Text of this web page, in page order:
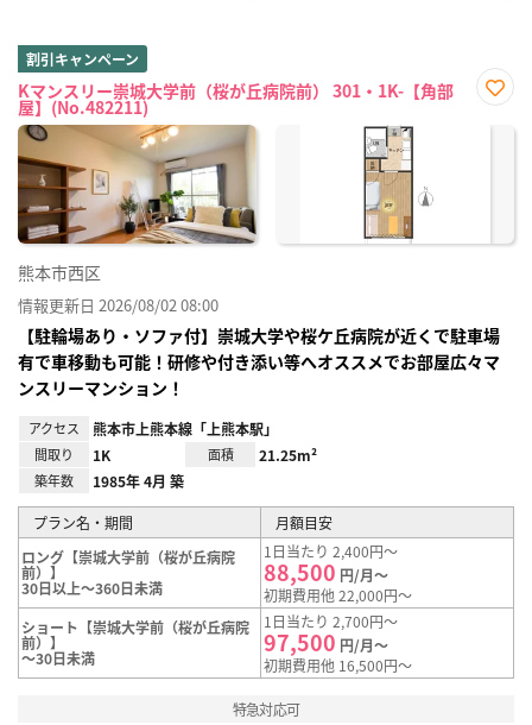
割引キャンペーン
Kマンスリー崇城大学前（桜が丘病院前） 301・1K-【角部
屋】(No.482211)
に入
熊本市西区
情報更新日 2026/08/02 08:00
【駐輪場あり・ソファ付】崇城大学や桜ケ丘病院が近くで駐車場
有で車移動も可能！研修や付き添い等へオススメでお部屋広々マ
ンスリーマンション！
アクセス 熊本市上熊本線「上熊本駅」
間取り 1K 面積 21.25m²
築年数 1985年 4月 築
プラン名・期間
月額目安
ロング【崇城大学前（桜が丘病院
前）】
30日以上～360日未満
1日当たり 2,400円～
88,500 円/月～
初期費用他 22,000円～
ショート【崇城大学前（桜が丘病院
前）】
～30日未満
1日当たり 2,700円～
97,500 円/月～
初期費用他 16,500円～
特急対応可